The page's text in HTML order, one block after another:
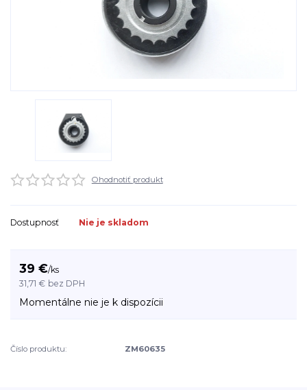
Ohodnotiť produkt
Dostupnosť Nie je skladom
39 €/ks
31,71 € bez DPH
Momentálne nie je k dispozícii
Číslo produktu: ZM60635